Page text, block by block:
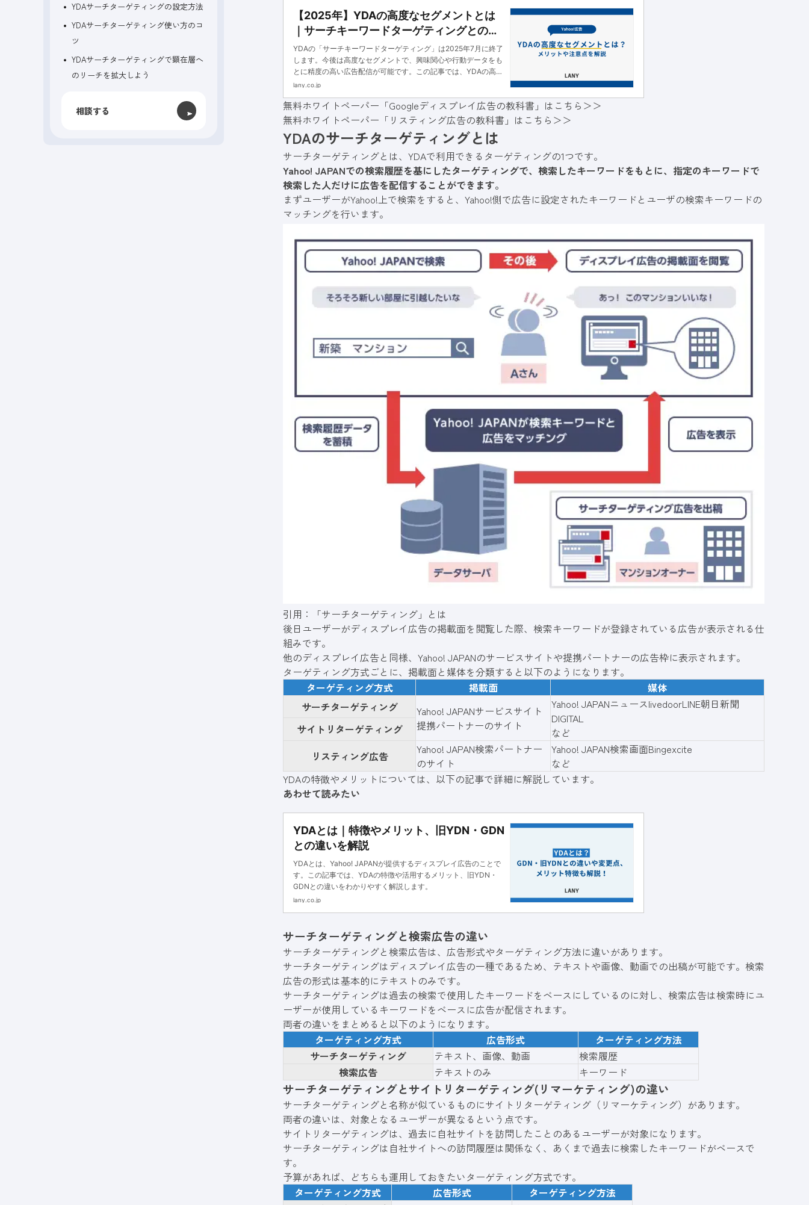
【2025年】YDAの高度なセグメントとは
｜サーチキーワードターゲティングとの違
いを解説
YDAの「サーチキーワードターゲティング」は2025年7月に終了
します。今後は高度なセグメントで、興味関心や行動データをも
とに精度の高い広告配信が可能です。この記事では、YDAの高度
なセグメントについて解説します。
lany.co.jp
無料ホワイトペーパー「Googleディスプレイ広告の教科書」はこちら＞＞
無料ホワイトペーパー「リスティング広告の教科書」はこちら＞＞
YDAのサーチターゲティングとは
サーチターゲティングとは、YDAで利用できるターゲティングの1つです。
Yahoo! JAPANでの検索履歴を基にしたターゲティングで、検索したキーワードをもとに、指定のキーワードで
検索した人だけに広告を配信することができます。
まずユーザーがYahoo!上で検索をすると、Yahoo!側で広告に設定されたキーワードとユーザの検索キーワードの
マッチングを行います。
引用：
「サーチターゲティング」とは
後日ユーザーがディスプレイ広告の掲載面を閲覧した際、検索キーワードが登録されている広告が表示される仕
組みです。
他のディスプレイ広告と同様、Yahoo! JAPANのサービスサイトや提携パートナーの広告枠に表示されます。
ターゲティング方式ごとに、掲載面と媒体を分類すると以下のようになります。
ターゲティング方式
掲載面
媒体
サーチターゲティング
Yahoo! JAPANサービスサイト
提携パートナーのサイト
Yahoo! JAPANニュースlivedoorLINE朝日新聞
DIGITAL
など
サイトリターゲティング
リスティング広告
Yahoo! JAPAN検索パートナー
のサイト
Yahoo! JAPAN検索画面Bingexcite
など
YDAの特徴やメリットについては、以下の記事で詳細に解説しています。
あわせて読みたい
YDAとは｜特徴やメリット、旧YDN・GDN
との違いを解説
YDAとは、Yahoo! JAPANが提供するディスプレイ広告のことで
す。この記事では、YDAの特徴や活用するメリット、旧YDN・
GDNとの違いをわかりやすく解説します。
lany.co.jp
サーチターゲティングと検索広告の違い
サーチターゲティングと検索広告は、広告形式やターゲティング方法に違いがあります。
サーチターゲティングはディスプレイ広告の一種であるため、テキストや画像、動画での出稿が可能です。検索
広告の形式は基本的にテキストのみです。
サーチターゲティングは過去の検索で使用したキーワードをベースにしているのに対し、検索広告は検索時にユ
ーザーが使用しているキーワードをベースに広告が配信されます。
両者の違いをまとめると以下のようになります。
ターゲティング方式
広告形式
ターゲティング方法
サーチターゲティング
テキスト、画像、動画
検索履歴
検索広告
テキストのみ キーワード
サーチターゲティングとサイトリターゲティング(リマーケティング)の違い
サーチターゲティングと名称が似ているものにサイトリターゲティング（リマーケティング）があります。
両者の違いは、対象となるユーザーが異なるという点です。
サイトリターゲティングは、過去に自社サイトを訪問したことのあるユーザーが対象になります。
サーチターゲティングは自社サイトへの訪問履歴は関係なく、あくまで過去に検索したキーワードがベースで
す。
予算があれば、どちらも運用しておきたいターゲティング方式です。
ターゲティング方式
広告形式
ターゲティング方法
YDAサーチターゲティングの設定方法
YDAサーチターゲティング使い方のコ
ツ
YDAサーチターゲティングで顕在層へ
のリーチを拡大しよう
相談する